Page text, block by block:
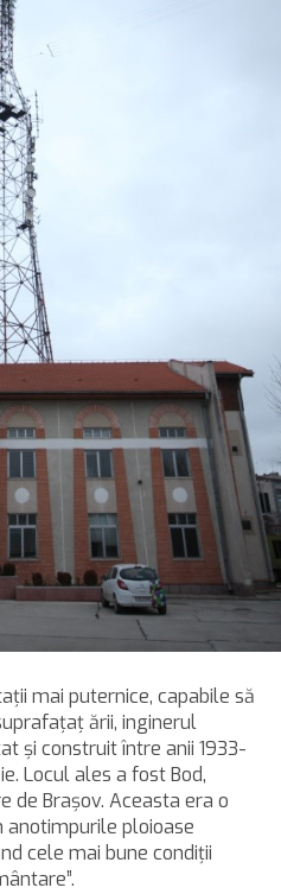
mai puternice, capabile să
ării, inginerul
şi construit între anii 1933-
Locul ales a fost Bod,
de Braşov. Aceasta era o
anotimpurile ploioase
cele mai bune condiţii